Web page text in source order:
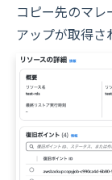
コピー先のマ
アップが取得さ